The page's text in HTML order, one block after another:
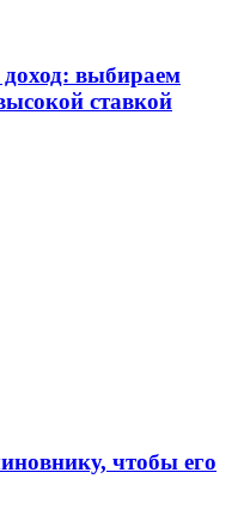
выбираем
ставкой
чтобы его